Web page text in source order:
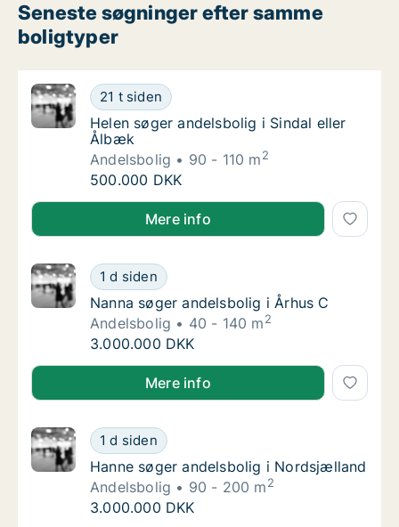
Seneste søgninger efter samme
boligtyper
Helen søger andelsbolig i Sindal eller Ålbæk
21 t siden
Helen søger andelsbolig i Sindal eller Ålbæk
Helen søger andelsbolig i Sindal eller
Ålbæk
Andelsbolig
90 - 110 m2
Helen søger andelsbolig i Sindal eller Ålbæk
500.000 DKK
Helen søger andelsbolig i Sindal eller Ålbæk
Mere info
Nanna søger andelsbolig i Århus C
1 d siden
Nanna søger andelsbolig i Århus C
Nanna søger andelsbolig i Århus C
Andelsbolig
40 - 140 m2
Nanna søger andelsbolig i Århus C
3.000.000 DKK
Nanna søger andelsbolig i Århus C
Mere info
Hanne søger andelsbolig i Nordsjælland
1 d siden
Hanne søger andelsbolig i Nordsjælland
Hanne søger andelsbolig i Nordsjælland
Andelsbolig
90 - 200 m2
Hanne søger andelsbolig i Nordsjælland
3.000.000 DKK